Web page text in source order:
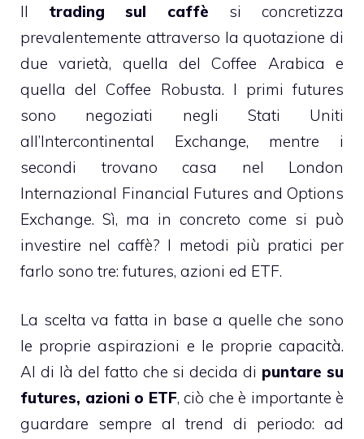
Il trading sul caffè si concretizza
prevalentemente attraverso la quotazione di
due varietà, quella del Coffee Arabica e
quella del Coffee Robusta. I primi futures
sono negoziati negli Stati Uniti
all’Intercontinental Exchange, mentre i
secondi trovano casa nel London
Internazional Financial Futures and Options
Exchange. Sì, ma in concreto come si può
investire nel caffè? I metodi più pratici per
farlo sono tre: futures, azioni ed ETF.
La scelta va fatta in base a quelle che sono
le proprie aspirazioni e le proprie capacità.
Al di là del fatto che si decida di puntare su
futures, azioni o ETF, ciò che è importante è
guardare sempre al trend di periodo: ad